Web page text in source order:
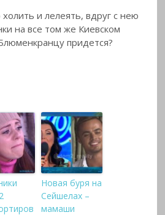
и лелеять, вдруг с нею
на все том же Киевском
придется?
Новая буря на
Сейшелах –
мамаши